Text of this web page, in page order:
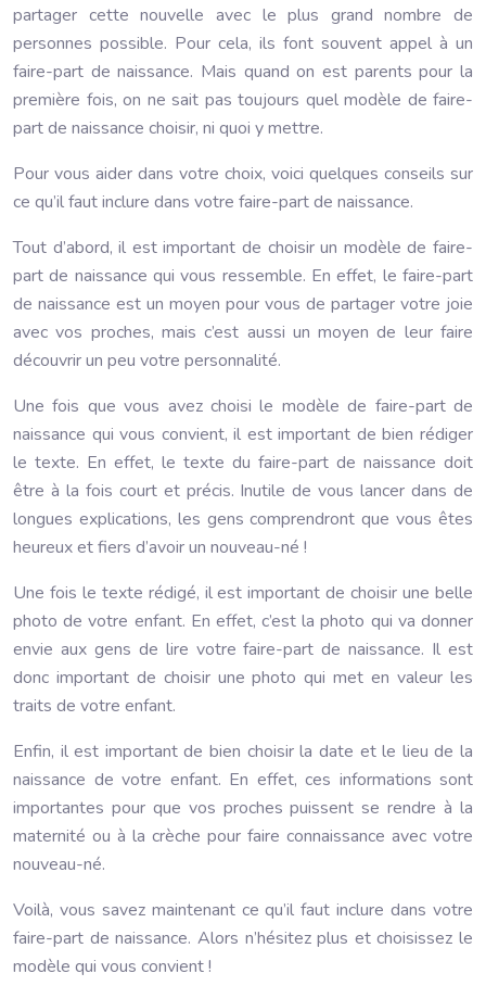
partager cette nouvelle avec le plus grand nombre de
personnes possible. Pour cela, ils font souvent appel à un
faire-part de naissance. Mais quand on est parents pour la
première fois, on ne sait pas toujours quel modèle de faire-
part de naissance choisir, ni quoi y mettre.
Pour vous aider dans votre choix, voici quelques conseils sur
ce qu’il faut inclure dans votre faire-part de naissance.
Tout d’abord, il est important de choisir un modèle de faire-
part de naissance qui vous ressemble. En effet, le faire-part
de naissance est un moyen pour vous de partager votre joie
avec vos proches, mais c’est aussi un moyen de leur faire
découvrir un peu votre personnalité.
Une fois que vous avez choisi le modèle de faire-part de
naissance qui vous convient, il est important de bien rédiger
le texte. En effet, le texte du faire-part de naissance doit
être à la fois court et précis. Inutile de vous lancer dans de
longues explications, les gens comprendront que vous êtes
heureux et fiers d’avoir un nouveau-né !
Une fois le texte rédigé, il est important de choisir une belle
photo de votre enfant. En effet, c’est la photo qui va donner
envie aux gens de lire votre faire-part de naissance. Il est
donc important de choisir une photo qui met en valeur les
traits de votre enfant.
Enfin, il est important de bien choisir la date et le lieu de la
naissance de votre enfant. En effet, ces informations sont
importantes pour que vos proches puissent se rendre à la
maternité ou à la crèche pour faire connaissance avec votre
nouveau-né.
Voilà, vous savez maintenant ce qu’il faut inclure dans votre
faire-part de naissance. Alors n’hésitez plus et choisissez le
modèle qui vous convient !